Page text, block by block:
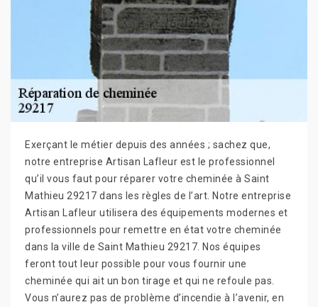
Exerçant le métier depuis des années ; sachez que,
notre entreprise Artisan Lafleur est le professionnel
qu’il vous faut pour réparer votre cheminée à Saint
Mathieu 29217 dans les règles de l’art. Notre entreprise
Artisan Lafleur utilisera des équipements modernes et
professionnels pour remettre en état votre cheminée
dans la ville de Saint Mathieu 29217. Nos équipes
feront tout leur possible pour vous fournir une
cheminée qui ait un bon tirage et qui ne refoule pas.
Vous n’aurez pas de problème d’incendie à l’avenir, en